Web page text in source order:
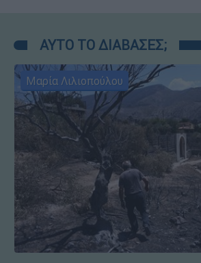
ΑΥΤΟ ΤΟ ΔΙΑΒΑΣΕΣ;
Μαρία Λιλιοπούλου